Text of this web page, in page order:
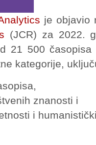
je objavio
(JCR) za 2022.
21 500
kategorije,
znanosti i
i